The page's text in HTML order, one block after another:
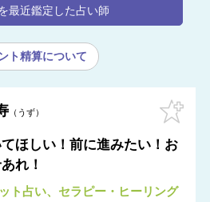
最近鑑定した占い師
ト精算について
うず
てほしい！前に進みたい！お
れ！
ト占い
セラピー・ヒーリング